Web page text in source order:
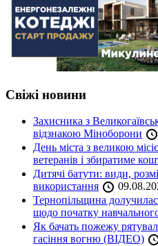
Свіжі новини
Захисника з
відзнакою Міноборони
День міста з великою
ветеранів і збиратиме
Дитячі батути: види,
використання
Тернопільщина
щодо початку
Як бачать пожежу
гасіння вогню (ВІДЕО)